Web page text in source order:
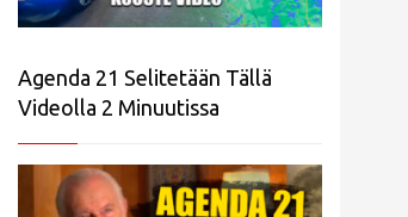
Agenda 21 Selitetään Tällä
Videolla 2 Minuutissa